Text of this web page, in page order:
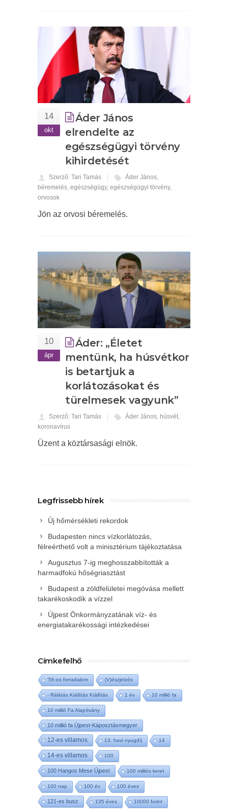
14
okt
Áder János
elrendelte az
egészségügyi törvény
kihirdetését
Szerző: Tari Tamás Áder János,
béremelés, egészségügy, egészségügyi törvény,
orvosok
Jön az orvosi béremelés.
10
ápr
Áder: „Életet
mentünk, ha húsvétkor
is betartjuk a
korlátozásokat és
türelmesek vagyunk”
Szerző: Tari Tamás Áder János, húsvét,
koronavírus
Üzent a köztársasági elnök.
Legfrissebb hírek
Új hőmérsékleti rekordok
Budapesten nincs vízkorlátozás,
félreérthető volt a minisztérium tájékoztatása
Augusztus 7-ig meghosszabbították a
harmadfokú hőségriasztást
Budapest a zöldfelületei megóvása mellett
takarékoskodik a vízzel
Újpest Önkormányzatának víz- és
energiatakarékossági intézkedései
Címkefelhő
'56-os forradalom (V)észjelzés
- Rálátás Kiállítás Kiállítás 1 év 10 millió fa
10 millió Fa Alapítvány
10 millió fa Újpest-Káposztásmegyer
12-es villamos 13. havi nyugdíj 14
14-es villamos 100
100 Hangos Mese Újpest 100 milliós keret
100 nap 100 év 100 éves
121-es busz 135 éves 10000 forint